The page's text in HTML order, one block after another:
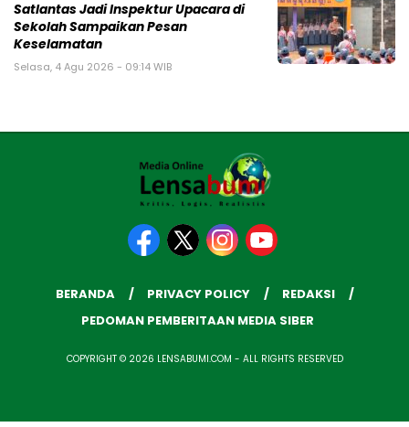
Satlantas Jadi Inspektur Upacara di
Sekolah Sampaikan Pesan
Keselamatan
Selasa, 4 Agu 2026 - 09:14 WIB
BERANDA PRIVACY POLICY
REDAKSI
PEDOMAN PEMBERITAAN MEDIA SIBER
COPYRIGHT © 2026 LENSABUMI.COM - ALL RIGHTS RESERVED